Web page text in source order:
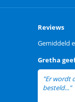
Reviews
Gemiddeld
Gretha
"Er wordt
besteld..."